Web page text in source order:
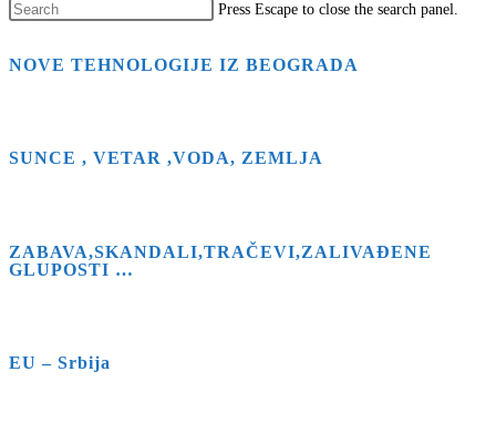
Press Escape to close the search panel.
NOVE TEHNOLOGIJE IZ BEOGRADA
SUNCE , VETAR ,VODA, ZEMLJA
ZABAVA,SKANDALI,TRAČEVI,ZALIVAĐENE
GLUPOSTI …
EU – Srbija